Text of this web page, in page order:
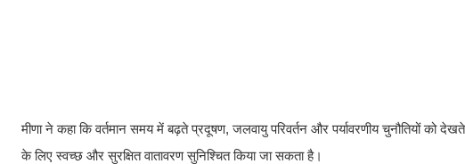
मीणा ने कहा कि वर्तमान समय में बढ़ते प्रदूषण, जलवायु परिवर्तन और पर्यावरणीय चुनौतियों को
के लिए स्वच्छ और सुरक्षित वातावरण सुनिश्चित किया जा सकता है।